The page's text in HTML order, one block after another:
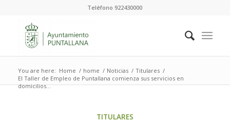
Teléfono 922430000
You are here: Home / home / Noticias / Titulares /
El Taller de Empleo de Puntallana comienza sus servicios en
domicilios...
TITULARES